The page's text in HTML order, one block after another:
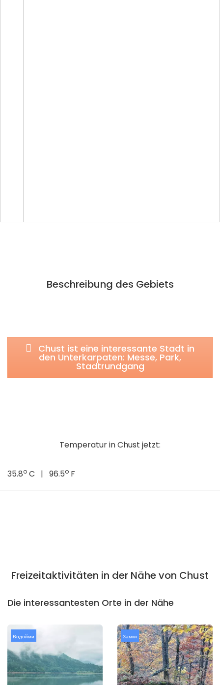
Beschreibung des Gebiets
Chust ist eine interessante Stadt in
den Unterkarpaten: Messe, Park,
Stadtrundgang
Temperatur in Chust jetzt:
35.8o C | 96.5o F
Freizeitaktivitäten in der Nähe von Chust
Die interessantesten Orte in der Nähe
Водойми Замки